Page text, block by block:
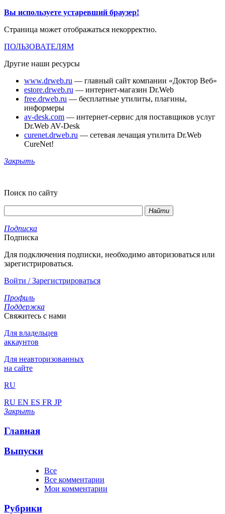
Вы используете устаревший браузер!
Страница может отображаться некорректно.
ПОЛЬЗОВАТЕЛЯМ
Другие наши ресурсы
www.drweb.ru — главный сайт компании «Доктор Веб»
estore.drweb.ru — интернет-магазин Dr.Web
free.drweb.ru — бесплатные утилиты, плагины,
информеры
av-desk.com — интернет-сервис для поставщиков услуг
Dr.Web AV-Desk
curenet.drweb.ru — сетевая лечащая утилита Dr.Web
CureNet!
Закрыть
Поиск по сайту
Найти
Подписка
Подписка
Для подключения подписки, необходимо авторизоваться или
зарегистрироваться.
Войти / Зарегистрироваться
Профиль
Поддержка
Свяжитесь с нами
Для владельцев
аккаунтов
Для неавторизованных
на сайте
RU
RU EN ES FR JP
Закрыть
Главная
Выпуски
Все
Все комментарии
Мои комментарии
Рубрики